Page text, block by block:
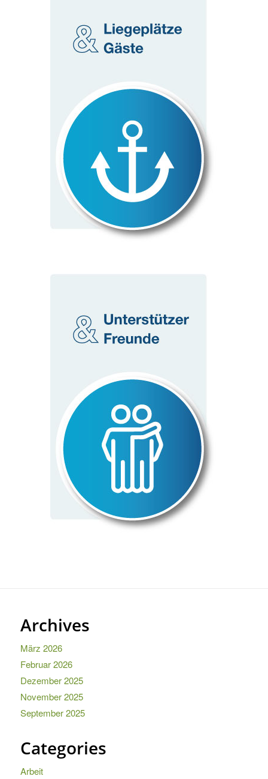
Archives
März 2026
Februar 2026
Dezember 2025
November 2025
September 2025
Categories
Arbeit